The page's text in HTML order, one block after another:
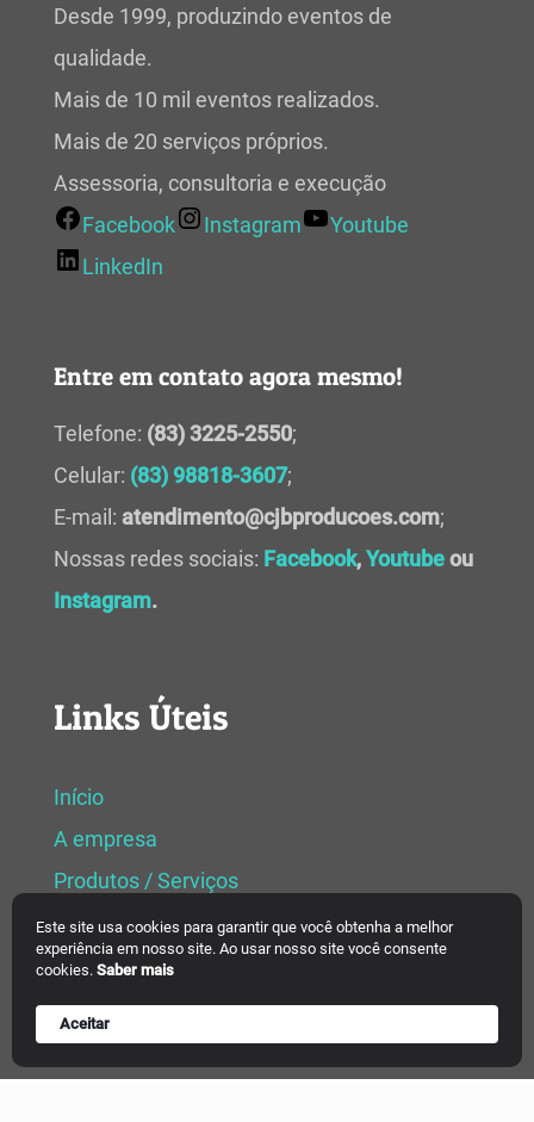
Este site usa cookies para garantir que você obtenha a melhor
experiência em nosso site. Ao usar nosso site você consente
cookies. Saber mais
Aceitar
Desde 1999, produzindo eventos de
qualidade.
Mais de 10 mil eventos realizados.
Mais de 20 serviços próprios.
Assessoria, consultoria e execução
Facebook
Instagram
Youtube
LinkedIn
Entre em contato agora mesmo!
Telefone: (83) 3225-2550;
Celular: (83) 98818-3607;
E-mail: atendimento@cjbproducoes.com;
Nossas redes sociais: Facebook,Youtubeou
Instagram.
Links Úteis
Início
A empresa
Produtos / Serviços
Assessoria / Consultoria
Cerimonial
Contato